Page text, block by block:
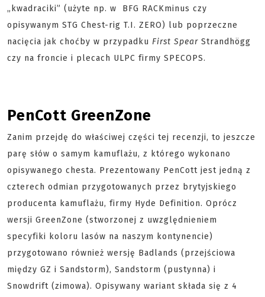
„kwadraciki” (użyte np. w BFG RACKminus czy
opisywanym STG Chest-rig T.I. ZERO) lub poprzeczne
nacięcia jak choćby w przypadku First Spear Strandhögg
czy na froncie i plecach ULPC firmy SPECOPS.
PenCott GreenZone
Zanim przejdę do właściwej części tej recenzji, to jeszcze
parę słów o samym kamuflażu, z którego wykonano
opisywanego chesta. Prezentowany PenCott jest jedną z
czterech odmian przygotowanych przez brytyjskiego
producenta kamuflażu, firmy Hyde Definition. Oprócz
wersji GreenZone (stworzonej z uwzględnieniem
specyfiki koloru lasów na naszym kontynencie)
przygotowano również wersję Badlands (przejściowa
między GZ i Sandstorm), Sandstorm (pustynna) i
Snowdrift (zimowa). Opisywany wariant składa się z 4